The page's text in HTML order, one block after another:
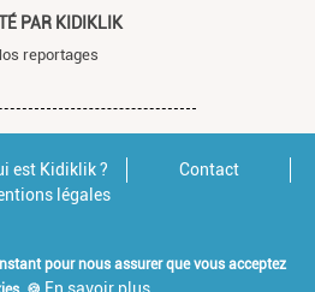
PAR KIDIKLIK
reportages
est Kidiklik ?
Contact
légales
pour nous assurer que vous acceptez